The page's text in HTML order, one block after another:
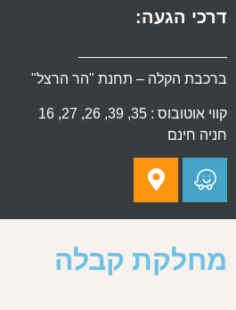
דרכי הגעה:
ברכבת הקלה – תחנת "הר הרצל"
קווי אוטובוס : 35, 39, 26, 27, 16
חניה חינם
מחלקת קבלה